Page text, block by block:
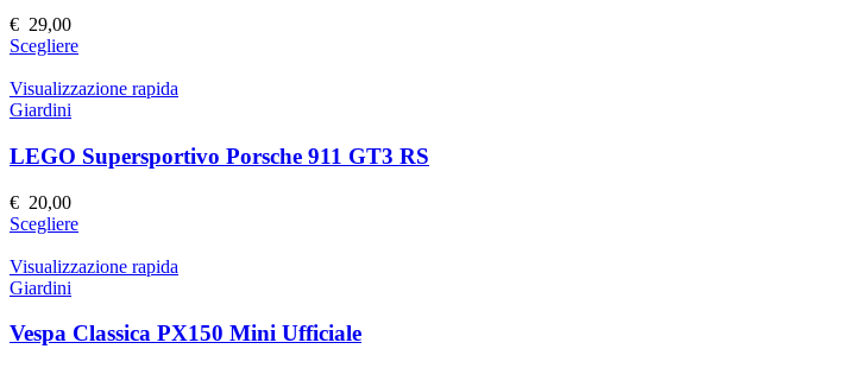
€ 29,00
ScegliereQuesto
ha
Le
opzioni
scelte
nella
pagina
prodotto
Visualizzazione rapida
Giardini
LEGO Supersportivo Porsche 911 GT3 RS
€ 20,00
ScegliereQuesto
ha
Le
Visualizzazione rapida
Giardini
Vespa Classica PX150 Mini Ufficiale